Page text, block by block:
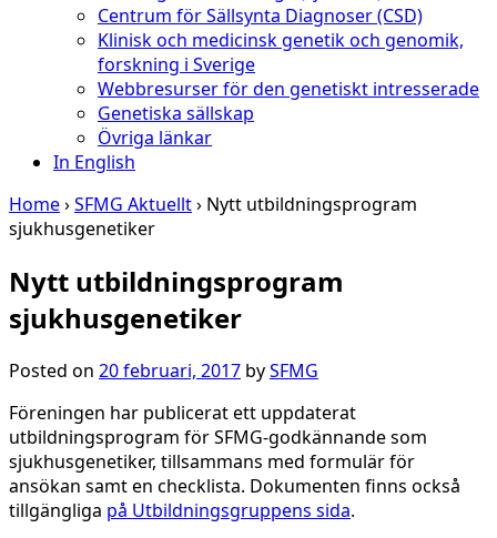
Centrum för Sällsynta Diagnoser (CSD)
Klinisk och medicinsk genetik och genomik,
forskning i Sverige
Webbresurser för den genetiskt intresserade
Genetiska sällskap
Övriga länkar
In English
Home›SFMG Aktuellt› Nytt utbildningsprogram
sjukhusgenetiker
Nytt utbildningsprogram
sjukhusgenetiker
Posted on 20 februari, 2017 bySFMG
Föreningen har publicerat ett uppdaterat
utbildningsprogram för SFMG-godkännande som
sjukhusgenetiker, tillsammans med formulär för
ansökan samt en checklista. Dokumenten finns också
tillgängliga på Utbildningsgruppens sida.